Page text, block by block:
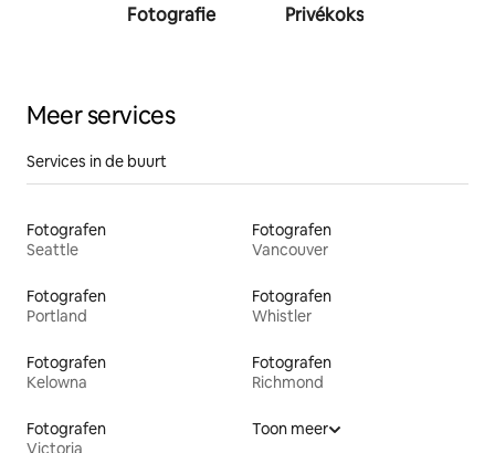
Fotografie Privékoks
Meer services
Services in de buurt
Fotografen
Seattle
Fotografen
Vancouver
Fotografen
Portland
Fotografen
Whistler
Fotografen
Kelowna
Fotografen
Richmond
Fotografen
Victoria
Toon meer